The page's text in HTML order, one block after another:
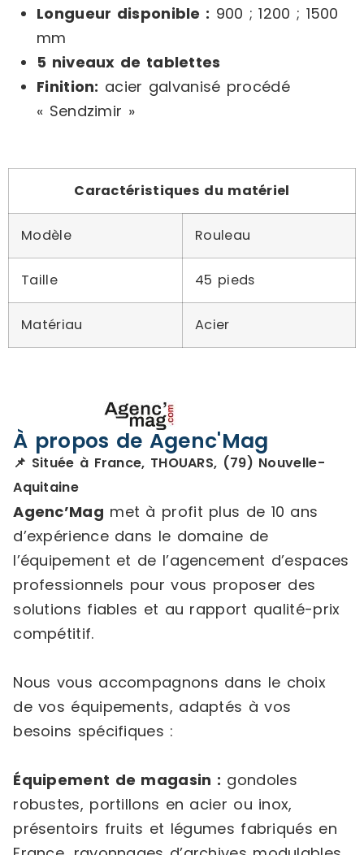
Longueur disponible : 900 ; 1200 ; 1500
mm
5 niveaux de tablettes
Finition: acier galvanisé procédé
« Sendzimir »
Caractéristiques du matériel
Modèle Rouleau
Taille 45 pieds
Matériau Acier
À propos de Agenc'Mag
📌 Située à France, THOUARS, (79) Nouvelle-
Aquitaine
Agenc’Mag met à profit plus de 10 ans
d’expérience dans le domaine de
l’équipement et de l’agencement d’espaces
professionnels pour vous proposer des
solutions fiables et au rapport qualité-prix
compétitif.
Nous vous accompagnons dans le choix
de vos équipements, adaptés à vos
besoins spécifiques :
Équipement de magasin : gondoles
robustes, portillons en acier ou inox,
présentoirs fruits et légumes fabriqués en